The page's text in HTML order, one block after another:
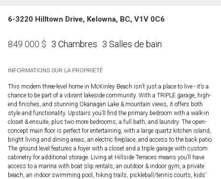
6-3220 Hilltown Drive, Kelowna, BC, V1V 0C6
849 000 $ 3 Chambres 3 Salles de bain
INFORMATIONS SUR LA PROPRIÉTÉ
This modern three-level home in McKinley Beach isn’t just a place to live - it’s a
chance to be part of a vibrant lakeside community. With a TRIPLE garage, high-
end finishes, and stunning Okanagan Lake & mountain views, it offers both
style and functionality. Upstairs you’ll find the primary bedroom with a walk-in
closet & ensuite, plus two more bedrooms, a full bath, and laundry. The open-
concept main floor is perfect for entertaining, with a large quartz kitchen island,
bright living and dining areas, an electric fireplace, and access to the back patio.
The ground level features a foyer with a closet and a triple garage with custom
cabinetry for additional storage. Living at Hillside Terraces means you’ll have
access to a marina with boat slip rentals, an outdoor & indoor gym, a private
beach, an indoor swimming pool, hiking trails, pickleball/tennis courts, kids’